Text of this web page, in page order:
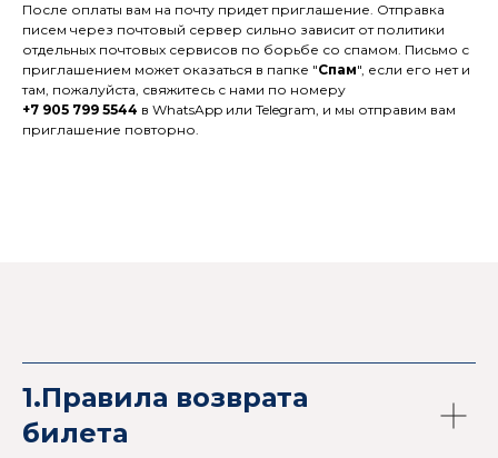
После оплаты вам на почту придет приглашение. Отправка
писем через почтовый сервер сильно зависит от политики
отдельных почтовых сервисов по борьбе со спамом. Письмо с
приглашением может оказаться в папке "Спам", если его нет и
там, пожалуйста, свяжитесь с нами по номеру
+7 905 799 5544 в WhatsApp или Telegram, и мы отправим вам
приглашение повторно.
1.Правила возврата
билета